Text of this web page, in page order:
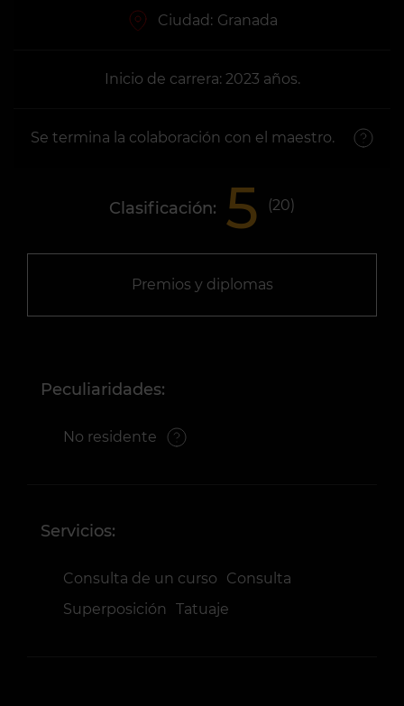
Ciudad: Granada
Inicio de carrera: 2023 años.
Se termina la colaboración con el maestro.
Clasificación: 5 (20)
Premios y diplomas
Peculiaridades:
No residente
Servicios:
Consulta de un curso
Consulta
Superposición
Tatuaje